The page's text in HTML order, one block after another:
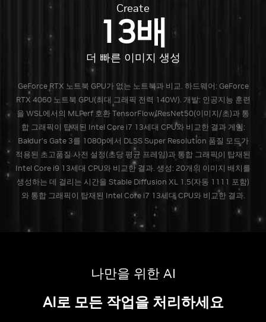
Create
13배
더 빠른 이미지 생성
GeForce RTX 노트북 GPU가 없는 노트북과 비교. 하드웨어: GeForce
RTX 4060 노트북 GPU(최대 그래픽 전력 140W). 개발: 인공지능 훈련
을 WSL에서의 MLPerf 호환 TensorFlow/ResNet50(이미지/초)과 통
합 그래픽이 탑재된 Intel Core i7 13세대 CPU와 비교한 결과 게임:
Baldur’s Gate 3를 1080p에서 DLSS Super Resolution 품질 모드가
적용된 초고품질 사전 설정(초당 평균 프레임)과 통합 그래픽이 탑재된
Intel Core i9 13세대 CPU와 비교한 결과. 생성: 20개의 이미지 배치를
생성하는 데 걸리는 시간을 Stable Diffusion XL 1.5(자동 1111 포함)
와 통합 그래픽이 탑재된 Intel Core i7 13세대 CPU와 비교한 결과.
나만을 위한 AI
AI로 모든 작업을 처리하세요